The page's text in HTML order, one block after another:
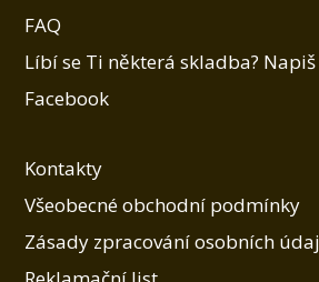
FAQ
Líbí se Ti některá skladba? Napiš
Facebook
Kontakty
Všeobecné obchodní podmínky
Zásady zpracování osobních